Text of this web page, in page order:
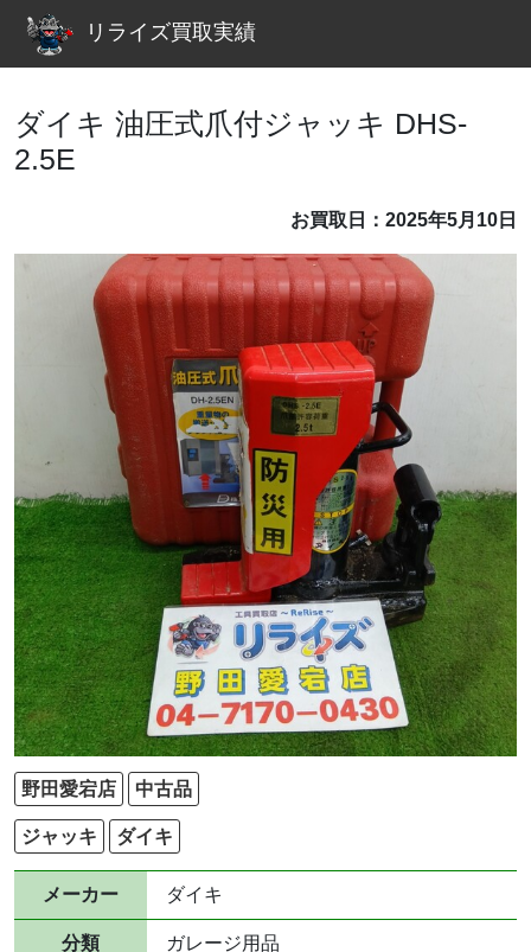
リライズ買取実績
ダイキ 油圧式爪付ジャッキ DHS-
2.5E
お買取日：2025年5月10日
野田愛宕店 中古品
ジャッキ ダイキ
メーカー ダイキ
分類 ガレージ用品